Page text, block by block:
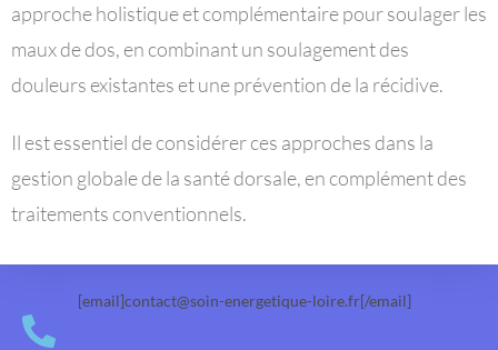
approche holistique et complémentaire pour soulager les
maux de dos, en combinant un soulagement des
douleurs existantes et une prévention de la récidive.
Il est essentiel de considérer ces approches dans la
gestion globale de la santé dorsale, en complément des
traitements conventionnels.
[email]contact@soin-energetique-loire.fr[/email]